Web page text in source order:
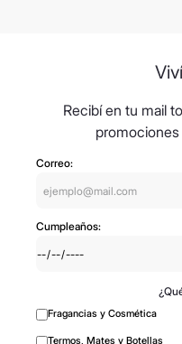
Recibí en tu mail
Correo:
Cumpleaños:
Fragancias y Cosmética
Termos, Mates y Botellas